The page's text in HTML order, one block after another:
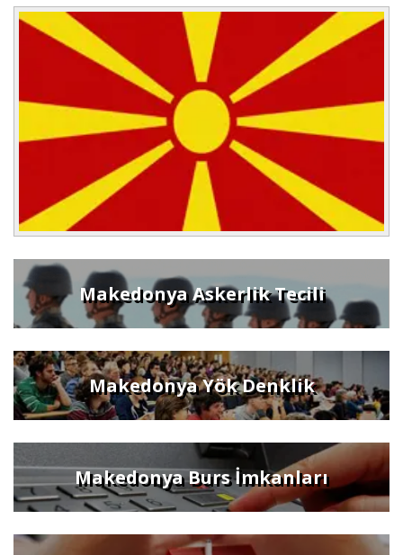
Makedonya Askerlik Tecili
Makedonya Yök Denklik
Makedonya Burs İmkanları